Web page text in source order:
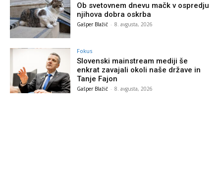
Ob svetovnem dnevu mačk v ospredju
njihova dobra oskrba
Gašper Blažič - 8. avgusta, 2026
Fokus
Slovenski mainstream mediji še
enkrat zavajali okoli naše države in
Tanje Fajon
Gašper Blažič - 8. avgusta, 2026